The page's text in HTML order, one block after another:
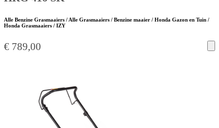
Alle Benzine Grasmaaiers / Alle Grasmaaiers / Benzine maaier / Honda Gazon en Tuin /
Honda Grasmaaiers / IZY
€ 789,00